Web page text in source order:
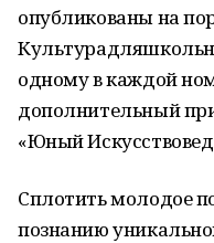
опубликованы на
одному в каждой
дополнительный
«Юный
Сплотить молодое
познанию